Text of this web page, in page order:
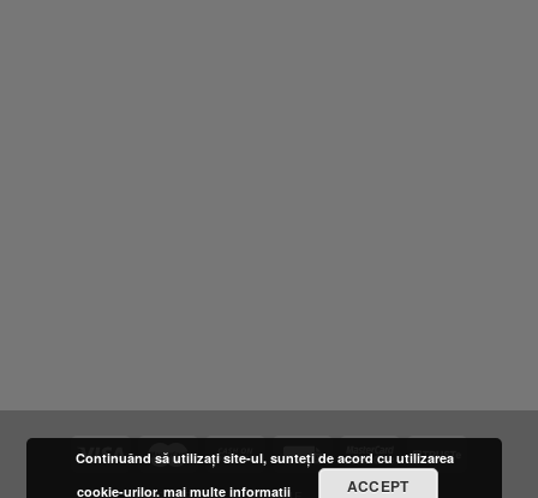
Continuând să utilizați site-ul, sunteți de acord cu utilizarea
cookie-urilor. mai multe informatii ACCEPT